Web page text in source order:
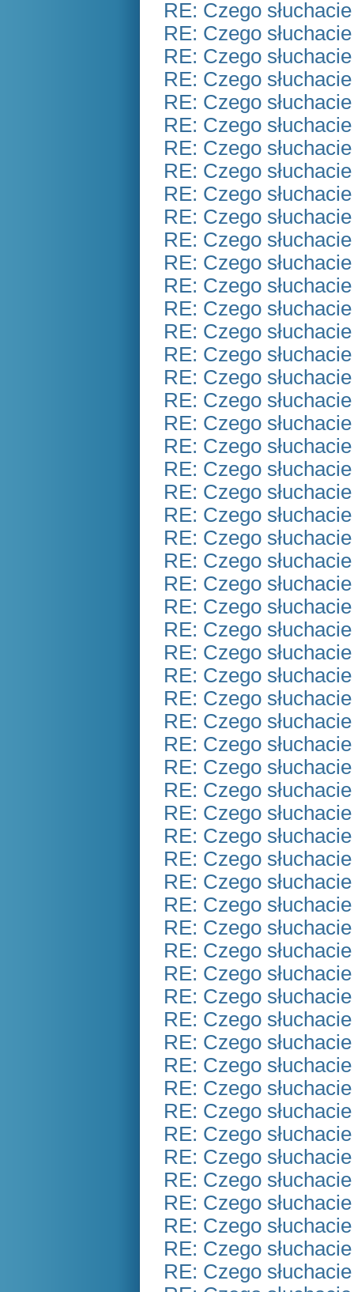
RE: Czego
RE: Czego
RE: Czego
RE: Czego
RE: Czego
RE: Czego
RE: Czego
RE: Czego
RE: Czego
RE: Czego
RE: Czego
RE: Czego
RE: Czego
RE: Czego
RE: Czego
RE: Czego
RE: Czego
RE: Czego
RE: Czego
RE: Czego
RE: Czego
RE: Czego
RE: Czego
RE: Czego
RE: Czego
RE: Czego
RE: Czego
RE: Czego
RE: Czego
RE: Czego
RE: Czego
RE: Czego
RE: Czego
RE: Czego
RE: Czego
RE: Czego
RE: Czego
RE: Czego
RE: Czego
RE: Czego
RE: Czego
RE: Czego
RE: Czego
RE: Czego
RE: Czego
RE: Czego
RE: Czego
RE: Czego
RE: Czego
RE: Czego
RE: Czego
RE: Czego
RE: Czego
RE: Czego
RE: Czego
RE: Czego